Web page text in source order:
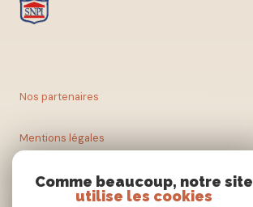
Nos partenaires
Mentions légales
Nos honoraires
Comme beaucoup, notre site
utilise les cookies